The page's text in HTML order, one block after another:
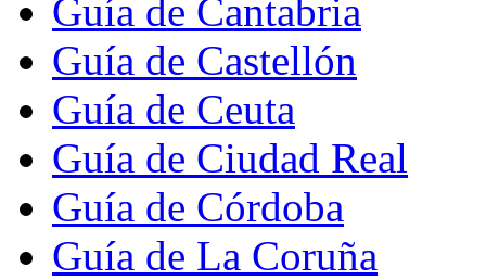
Guía de Cantabria
Guía de Castellón
Guía de Ceuta
Guía de Ciudad Real
Guía de Córdoba
Guía de La Coruña